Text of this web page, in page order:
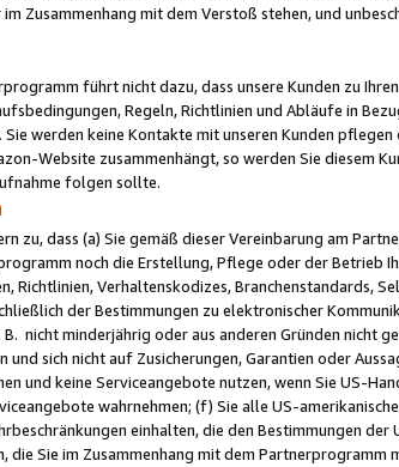
Zusammenhang mit dem Verstoß stehen, und
führt nicht dazu, dass unsere Kunden zu
Regeln, Richtlinien und Abläufe in
werden keine Kontakte mit unseren Kunden
Website zusammenhängt, so werden Sie diesem
folgen sollte.
zu, dass (a) Sie gemäß dieser Vereinbarung am
noch die Erstellung, Pflege oder der Betrieb
Richtlinien, Verhaltenskodizes, Branchenstandards,
der Bestimmungen zu elektronischer
nicht minderjährig oder aus anderen Gründen nicht
sich nicht auf Zusicherungen, Garantien oder
und keine Serviceangebote nutzen, wenn Sie US-
wahrnehmen; (f) Sie alle US-
einhalten, die den Bestimmungen
die Sie im Zusammenhang mit dem